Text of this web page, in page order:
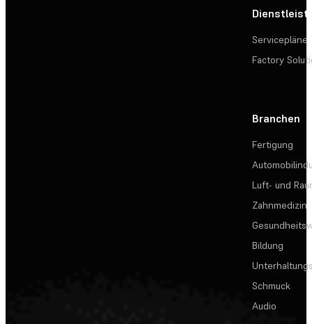
Servicepläne
Factory
Branchen
Fertigung
Luft- und
Zahnmedizin
Bildung
Schmuck
Audio